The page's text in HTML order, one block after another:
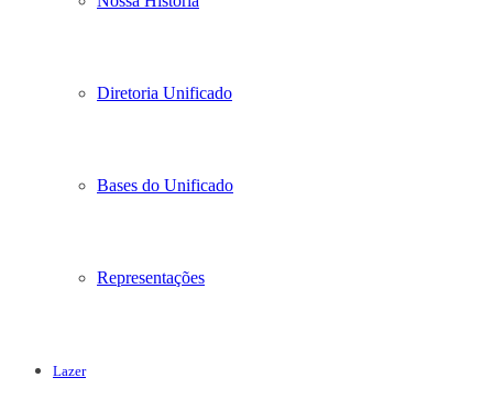
Diretoria Unificado
Bases do Unificado
Representações
Lazer